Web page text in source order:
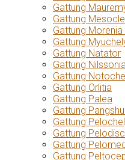
Gattung
Gattung
Gattung
Gattung
Gattung Natator
Gattung
Gattung
Gattung Orlitia
Gattung Palea
Gattung
Gattung
Gattung
Gattung
Gattung